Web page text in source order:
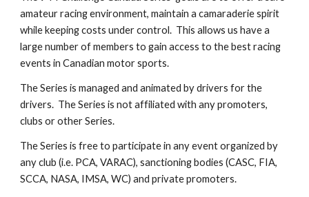
amateur racing environment, maintain a camaraderie spirit
while keeping costs under control.  This allows us have a
large number of members to gain access to the best racing
events in Canadian motor sports.
The Series is managed and animated by drivers for the
drivers.  The Series is not affiliated with any promoters,
clubs or other Series.
The Series is free to participate in any event organized by
any club (i.e. PCA, VARAC), sanctioning bodies (CASC, FIA,
SCCA, NASA, IMSA, WC) and private promoters.